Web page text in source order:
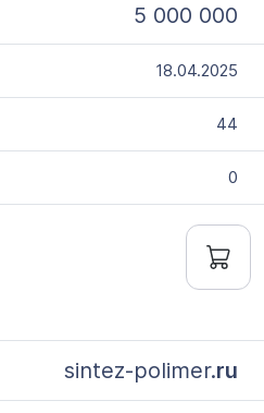
5 000 000
18.04.2025
44
0
sintez-polimer.ru